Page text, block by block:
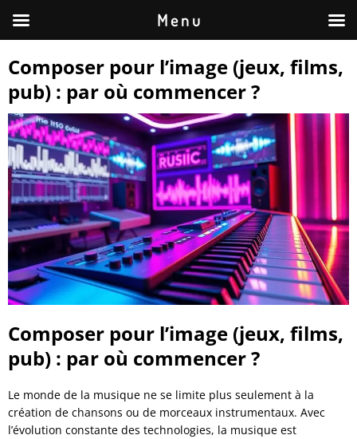
Composer pour l’image (jeux, films,
pub) : par où commencer ?
Composer pour l’image (jeux, films,
pub) : par où commencer ?
Le monde de la musique ne se limite plus seulement à la
création de chansons ou de morceaux instrumentaux. Avec
l’évolution constante des technologies, la musique est
M e n u